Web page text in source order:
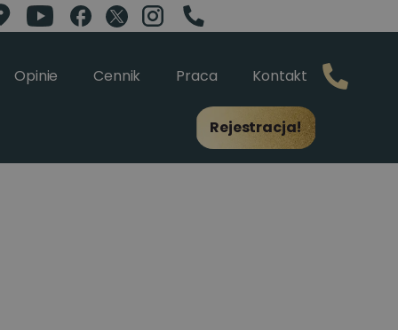
Opinie Cennik Praca Kontakt
Rejestracja!